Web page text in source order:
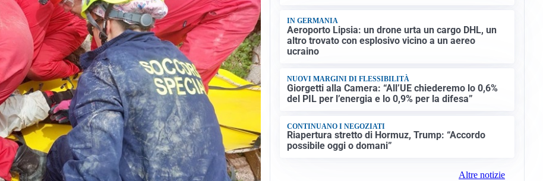
IN GERMANIA
Aeroporto Lipsia: un drone urta un cargo DHL, un
altro trovato con esplosivo vicino a un aereo
ucraino
NUOVI MARGINI DI FLESSIBILITÀ
Giorgetti alla Camera: “All’UE chiederemo lo 0,6%
del PIL per l’energia e lo 0,9% per la difesa”
CONTINUANO I NEGOZIATI
Riapertura stretto di Hormuz, Trump: “Accordo
possibile oggi o domani”
Altre notizie